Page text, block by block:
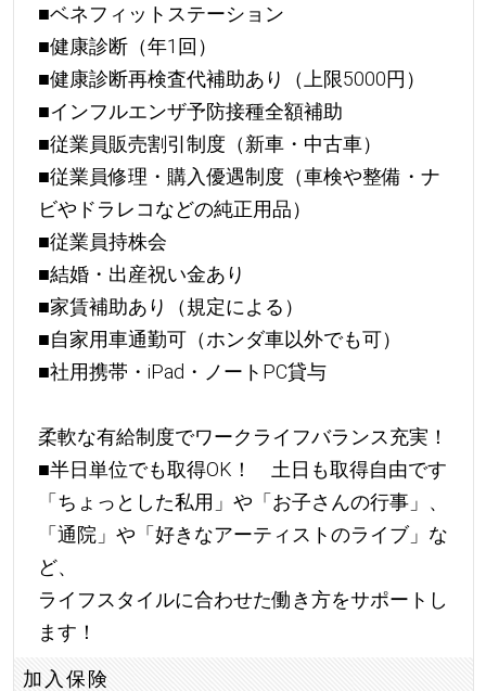
■ベネフィットステーション
■健康診断（年1回）
■健康診断再検査代補助あり（上限5000円）
■インフルエンザ予防接種全額補助
■従業員販売割引制度（新車・中古車）
■従業員修理・購入優遇制度（車検や整備・ナ
ビやドラレコなどの純正用品）
■従業員持株会
■結婚・出産祝い金あり
■家賃補助あり（規定による）
■自家用車通勤可（ホンダ車以外でも可）
■社用携帯・iPad・ノートPC貸与
柔軟な有給制度でワークライフバランス充実！
■半日単位でも取得OK！ 土日も取得自由です
「ちょっとした私用」や「お子さんの行事」、
「通院」や「好きなアーティストのライブ」な
ど、
ライフスタイルに合わせた働き方をサポートし
ます！
加入保険